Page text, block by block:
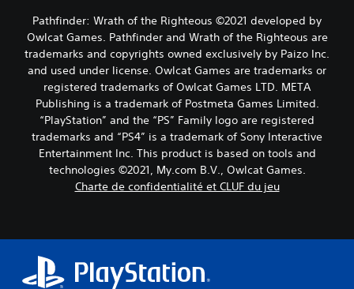
Pathfinder: Wrath of the Righteous ©2021 developed by
Owlcat Games. Pathfinder and Wrath of the Righteous are
trademarks and copyrights owned exclusively by Paizo Inc.
and used under license. Owlcat Games are trademarks or
registered trademarks of Owlcat Games LTD. META
Publishing is a trademark of Postmeta Games Limited.
“PlayStation” and the “PS” Family logo are registered
trademarks and “PS4” is a trademark of Sony Interactive
Entertainment Inc. This product is based on tools and
technologies ©2021, My.com B.V., Owlcat Games.
Charte de confidentialité et CLUF du jeu